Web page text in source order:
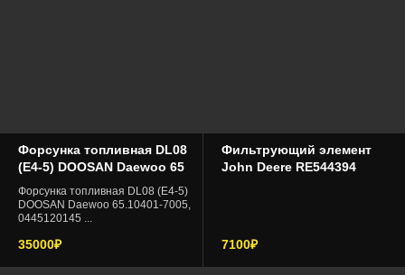
Форсунка топливная DL08
(E4-5) DOOSAN Daewoo 65
Форсунка топливная DL08 (E4-5)
DOOSAN Daewoo 65.10401-7005,
0445120145 ...
35000₽
Фильтрующий элемент
John Deere RE544394
7100₽